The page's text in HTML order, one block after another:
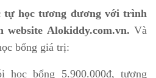
tự học tương đương với trình
Alokiddy.com.vn. Và
bổng giá trị:
bổng 5.900.000đ, tương